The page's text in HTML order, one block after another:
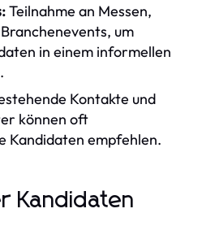
Teilnahme an Messen,
um
in einem informellen
Kontakte und
können oft
Kandidaten empfehlen.
Kandidaten